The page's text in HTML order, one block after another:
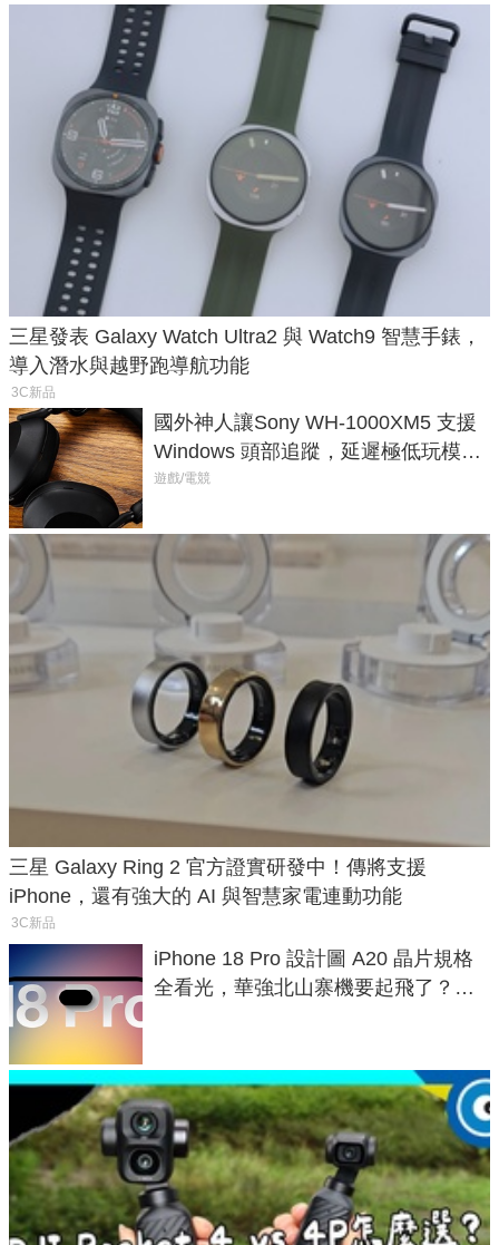
三星發表 Galaxy Watch Ultra2 與 Watch9 智慧手錶，
導入潛水與越野跑導航功能
3C新品
國外神人讓Sony WH-1000XM5 支援
Windows 頭部追蹤，延遲極低玩模擬
飛行超有感
遊戲/電競
三星 Galaxy Ring 2 官方證實研發中！傳將支援
iPhone，還有強大的 AI 與智慧家電連動功能
3C新品
iPhone 18 Pro 設計圖 A20 晶片規格
全看光，華強北山寨機要起飛了？專